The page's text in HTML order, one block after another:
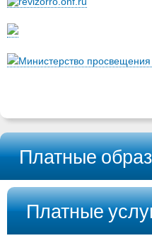
Министерство
Платные
Платные